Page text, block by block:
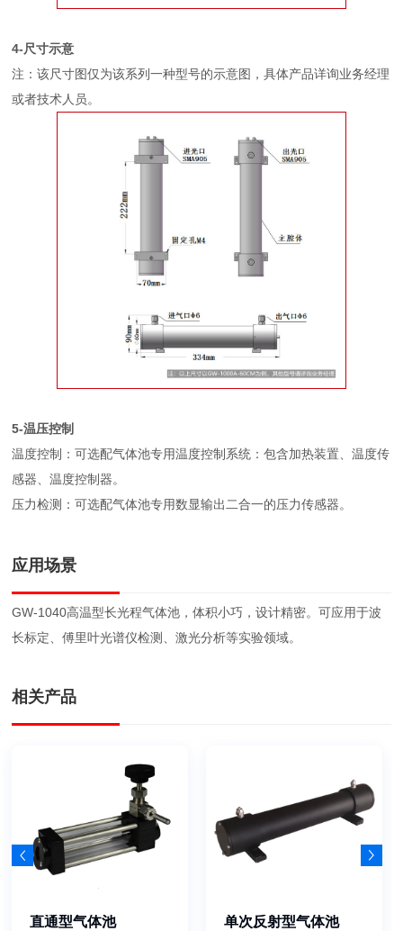
4-尺寸示意
注：该尺寸图仅为该系列一种型号的示意图，具体产品详询业务经理
或者技术人员。
5-温压控制
温度控制：可选配气体池专用温度控制系统：包含加热装置、温度传
感器、温度控制器。
压力检测：可选配气体池专用数显输出二合一的压力传感器。
应用场景
GW-1040高温型长光程气体池，体积小巧，设计精密。可应用于波
长标定、傅里叶光谱仪检测、激光分析等实验领域。
相关产品
直通型气体池 单次反射型气体池